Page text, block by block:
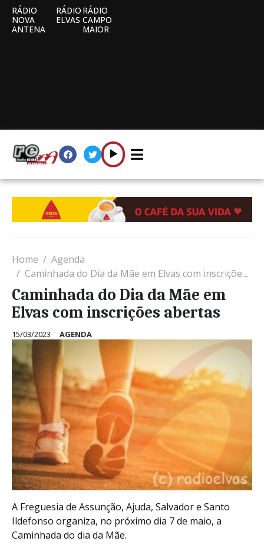
RÁDIO
NOVA
ANTENA
RÁDIO
ELVAS
RÁDIO
CAMPO
MAIOR
Home
Agenda
Caminhada do Dia da Mãe em Elvas com inscrições abertas
Caminhada do Dia da Mãe em
Elvas com inscrições abertas
15/03/2023 AGENDA
A Freguesia de Assunção, Ajuda, Salvador e Santo
Ildefonso organiza, no próximo dia 7 de maio, a
Caminhada do dia da Mãe.